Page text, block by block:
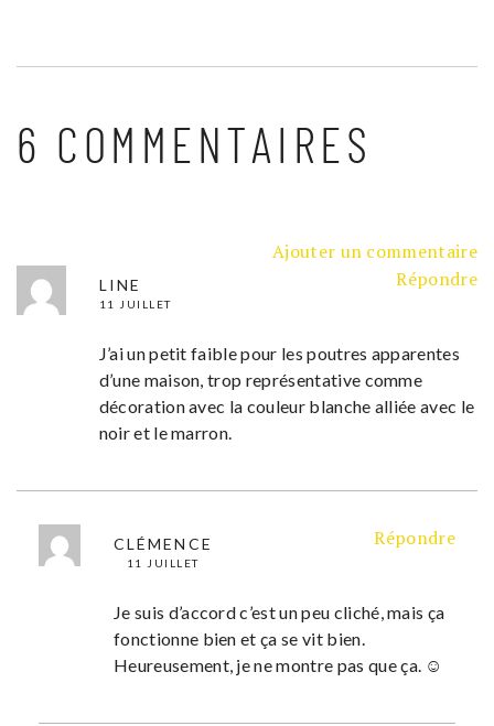
6 COMMENTAIRES
Ajouter un commentaire
LINE
11 JUILLET
Répondre
J’ai un petit faible pour les poutres apparentes
d’une maison, trop représentative comme
décoration avec la couleur blanche alliée avec le
noir et le marron.
CLÉMENCE
11 JUILLET
Répondre
Je suis d’accord c’est un peu cliché, mais ça
fonctionne bien et ça se vit bien.
Heureusement, je ne montre pas que ça. ☺